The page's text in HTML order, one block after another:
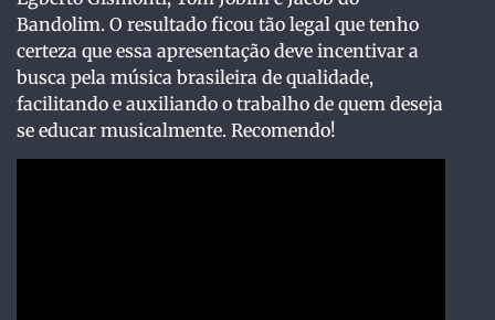
Bandolim. O resultado ficou tão legal que tenho
certeza que essa apresentação deve incentivar a
busca pela música brasileira de qualidade,
facilitando e auxiliando o trabalho de quem deseja
se educar musicalmente. Recomendo!